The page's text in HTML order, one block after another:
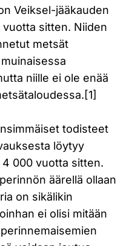
Veiksel-jääkauden
vuotta sitten. Niiden
metsät
niille ei ole enää
todisteet
löytyy
000 vuotta sitten.
äärellä ollaan
on sikälikin
ei olisi mitään